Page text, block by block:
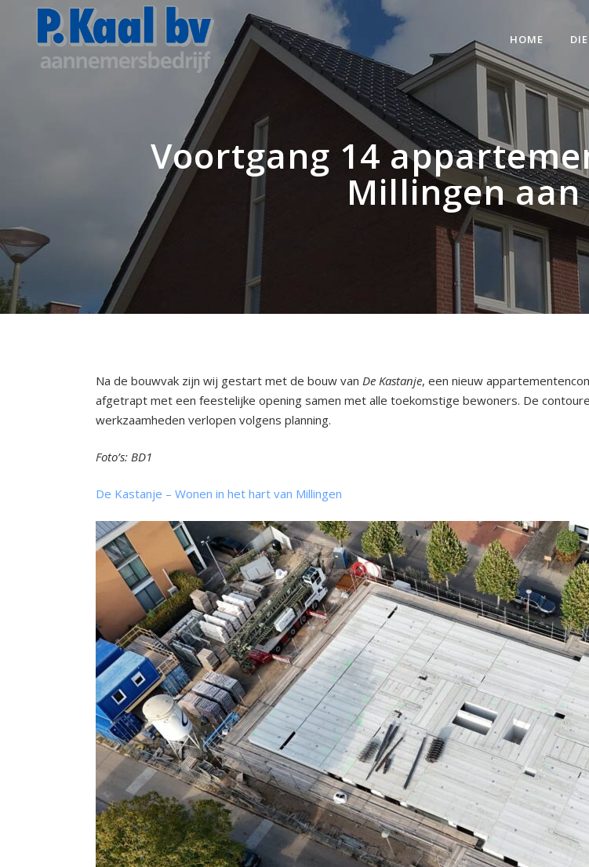
HOME
Voortgang 14
Millingen aan
Na de bouwvak zijn wij gestart met de bouw van De Kastanje, een nieuw
afgetrapt met een feestelijke opening samen met alle toekomstige bewoners. De
werkzaamheden verlopen volgens planning.
Foto’s: BD1
De Kastanje – Wonen in het hart van Millingen